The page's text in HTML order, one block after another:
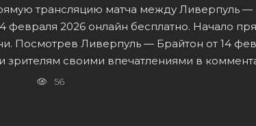
трансляцию матча между Ливерпуль —
февраля 2026 онлайн бесплатно. Начало
Посмотрев Ливерпуль — Брайтон от 14
зрителям своими впечатлениями в
56